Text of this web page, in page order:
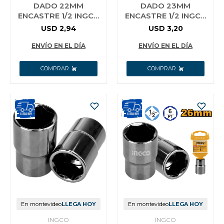
DADO 22MM
ENCASTRE 1/2 INGCO
HHAST12221
USD 2,94
ENVÍO EN EL DÍA
DADO 23MM
ENCASTRE 1/2 INGCO
HHAST12231
USD 3,20
ENVÍO EN EL DÍA
En montevideoLLEGA HOY
INGCO
En montevideoLLEGA HOY
INGCO